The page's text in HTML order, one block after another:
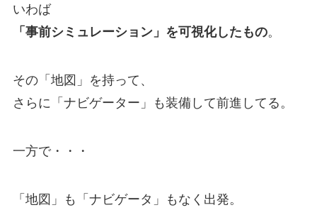
いわば
「事前シミュレーション」を可視化したもの。
その「地図」を持って、
さらに「ナビゲーター」も装備して前進してる。
一方で・・・
「地図」も「ナビゲータ」もなく出発。